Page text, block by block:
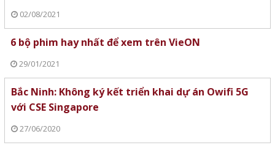
02/08/2021
6 bộ phim hay nhất để xem trên VieON
29/01/2021
Bắc Ninh: Không ký kết triển khai dự án Owifi 5G
với CSE Singapore
27/06/2020